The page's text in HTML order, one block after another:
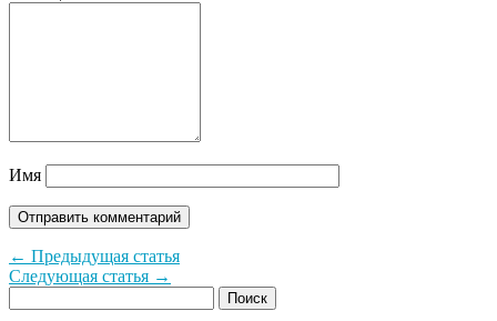
Имя
← Предыдущая статья
Следующая статья →